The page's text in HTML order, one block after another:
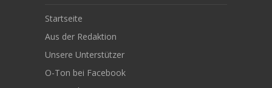
Startseite
Aus der Redaktion
Unsere Unterstützer
O-Ton bei Facebook